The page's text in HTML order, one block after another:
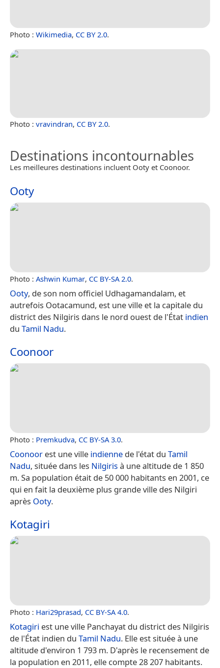
Photo : Wikimedia, CC BY 2.0.
Photo : vravindran, CC BY 2.0.
Destinations incontournables
Les meilleures destinations incluent Ooty et Coonoor.
Ooty
Photo : Ashwin Kumar, CC BY-SA 2.0.
Ooty, de son nom officiel Udhagamandalam, et
autrefois Ootacamund, est une ville et la capitale du
district des Nilgiris dans le nord ouest de l'État indien
du Tamil Nadu.
Coonoor
Photo : Premkudva, CC BY-SA 3.0.
Coonoor est une ville indienne de l'état du Tamil
Nadu, située dans les Nilgirisà une altitude de 1 850
m. Sa population était de 50 000 habitants en 2001, ce
qui en fait la deuxième plus grande ville des Nilgiri
après Ooty.
Kotagiri
Photo : Hari29prasad, CC BY-SA 4.0.
Kotagiri est une ville Panchayat du district des Nilgiris
de l'État indien du Tamil Nadu. Elle est située à une
altitude d'environ 1 793 m. D'après le recensement de
la population en 2011, elle compte 28 207 habitants.